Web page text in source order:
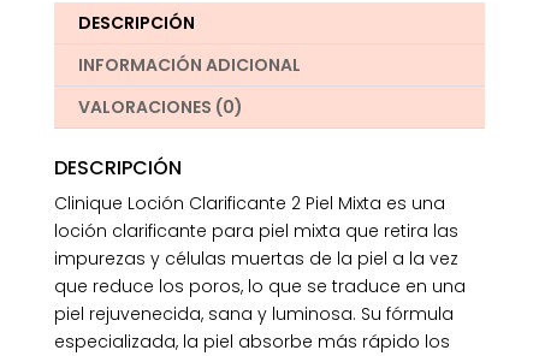
DESCRIPCIÓN
INFORMACIÓN ADICIONAL
VALORACIONES (0)
DESCRIPCIÓN
Clinique Loción Clarificante 2 Piel Mixta es una
loción clarificante para piel mixta que retira las
impurezas y células muertas de la piel a la vez
que reduce los poros, lo que se traduce en una
piel rejuvenecida, sana y luminosa. Su fórmula
especializada, la piel absorbe más rápido los